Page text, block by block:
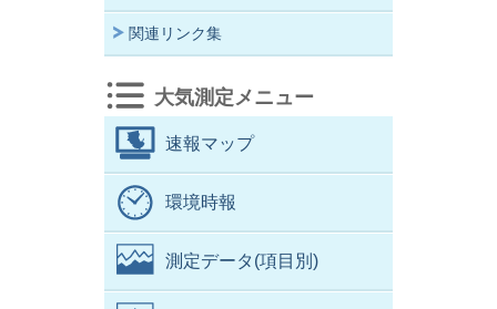
関連リンク集
大気測定メニュー
速報マップ
環境時報
測定データ(項目別)